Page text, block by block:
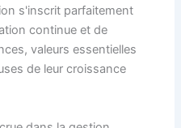
s'inscrit parfaitement
continue et de
valeurs essentielles
de leur croissance